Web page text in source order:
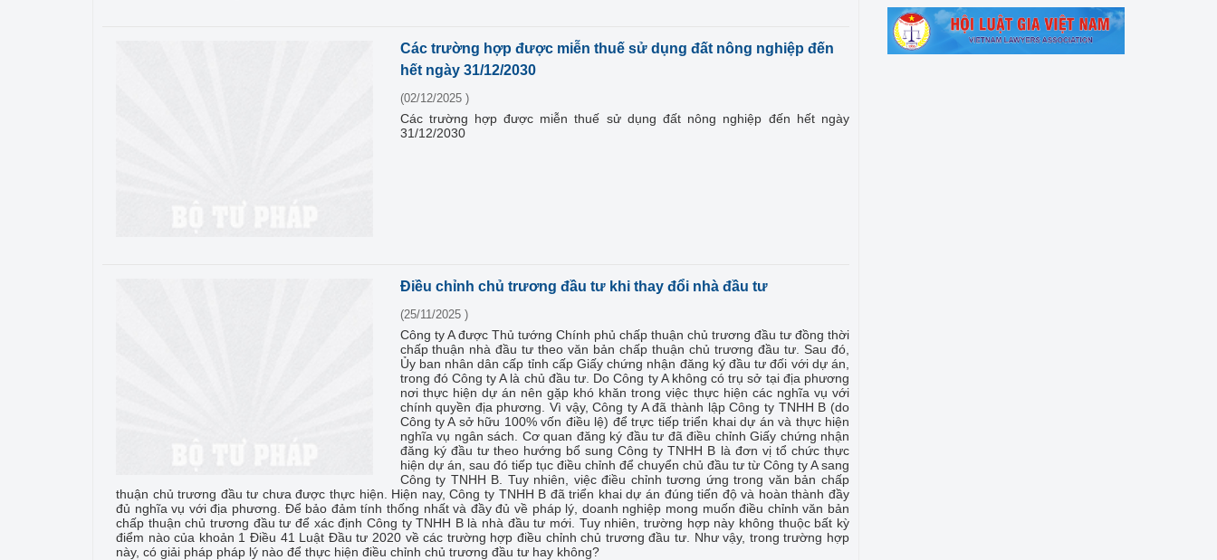
Các trường hợp được miễn thuế sử dụng đất nông nghiệp đến
hết ngày 31/12/2030
(02/12/2025 )
Các trường hợp được miễn thuế sử dụng đất nông nghiệp đến hết ngày
31/12/2030
Điều chỉnh chủ trương đầu tư khi thay đổi nhà đầu tư
(25/11/2025 )
Công ty A được Thủ tướng Chính phủ chấp thuận chủ trương đầu tư đồng thời
chấp thuận nhà đầu tư theo văn bản chấp thuận chủ trương đầu tư. Sau đó,
Ủy ban nhân dân cấp tỉnh cấp Giấy chứng nhận đăng ký đầu tư đối với dự án,
trong đó Công ty A là chủ đầu tư. Do Công ty A không có trụ sở tại địa phương
nơi thực hiện dự án nên gặp khó khăn trong việc thực hiện các nghĩa vụ với
chính quyền địa phương. Vì vậy, Công ty A đã thành lập Công ty TNHH B (do
Công ty A sở hữu 100% vốn điều lệ) để trực tiếp triển khai dự án và thực hiện
nghĩa vụ ngân sách. Cơ quan đăng ký đầu tư đã điều chỉnh Giấy chứng nhận
đăng ký đầu tư theo hướng bổ sung Công ty TNHH B là đơn vị tổ chức thực
hiện dự án, sau đó tiếp tục điều chỉnh để chuyển chủ đầu tư từ Công ty A sang
Công ty TNHH B. Tuy nhiên, việc điều chỉnh tương ứng trong văn bản chấp
thuận chủ trương đầu tư chưa được thực hiện. Hiện nay, Công ty TNHH B đã triển khai dự án đúng tiến độ và hoàn thành đầy
đủ nghĩa vụ với địa phương. Để bảo đảm tính thống nhất và đầy đủ về pháp lý, doanh nghiệp mong muốn điều chỉnh văn bản
chấp thuận chủ trương đầu tư để xác định Công ty TNHH B là nhà đầu tư mới. Tuy nhiên, trường hợp này không thuộc bất kỳ
điểm nào của khoản 1 Điều 41 Luật Đầu tư 2020 về các trường hợp điều chỉnh chủ trương đầu tư. Như vậy, trong trường hợp
này, có giải pháp pháp lý nào để thực hiện điều chỉnh chủ trương đầu tư hay không?